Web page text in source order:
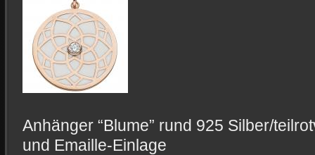
Anhänger “Blume” rund 925 Silber/
und Emaille-Einlage